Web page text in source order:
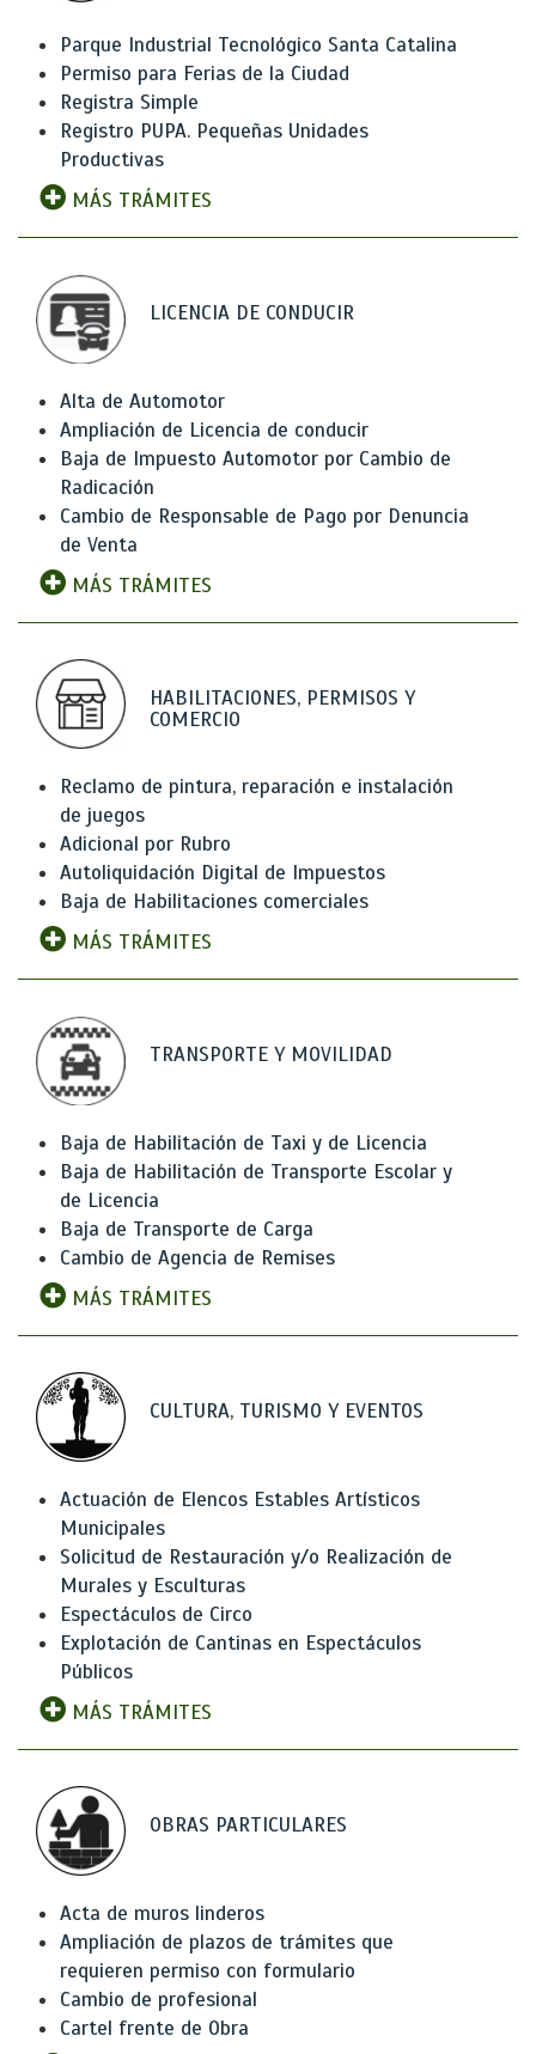
Parque Industrial Tecnológico Santa Catalina
Permiso para Ferias de la Ciudad
Registra Simple
Registro PUPA. Pequeñas Unidades
Productivas
MÁS TRÁMITES
LICENCIA DE CONDUCIR
Alta de Automotor
Ampliación de Licencia de conducir
Baja de Impuesto Automotor por Cambio de
Radicación
Cambio de Responsable de Pago por Denuncia
de Venta
MÁS TRÁMITES
HABILITACIONES, PERMISOS Y
COMERCIO
Reclamo de pintura, reparación e instalación
de juegos
Adicional por Rubro
Autoliquidación Digital de Impuestos
Baja de Habilitaciones comerciales
MÁS TRÁMITES
TRANSPORTE Y MOVILIDAD
Baja de Habilitación de Taxi y de Licencia
Baja de Habilitación de Transporte Escolar y
de Licencia
Baja de Transporte de Carga
Cambio de Agencia de Remises
MÁS TRÁMITES
CULTURA, TURISMO Y EVENTOS
Actuación de Elencos Estables Artísticos
Municipales
Solicitud de Restauración y/o Realización de
Murales y Esculturas
Espectáculos de Circo
Explotación de Cantinas en Espectáculos
Públicos
MÁS TRÁMITES
OBRAS PARTICULARES
Acta de muros linderos
Ampliación de plazos de trámites que
requieren permiso con formulario
Cambio de profesional
Cartel frente de Obra